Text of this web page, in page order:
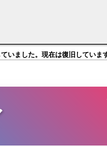
いました。現在は復旧していま